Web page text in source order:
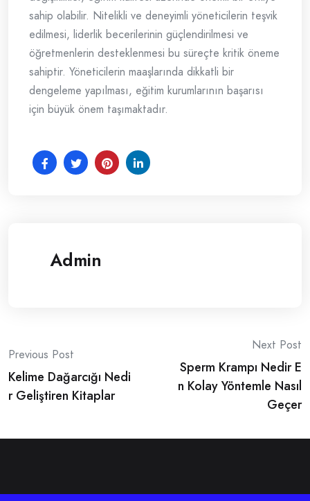
sahip olabilir. Nitelikli ve deneyimli yöneticilerin teşvik
edilmesi, liderlik becerilerinin güçlendirilmesi ve
öğretmenlerin desteklenmesi bu süreçte kritik öneme
sahiptir. Yöneticilerin maaşlarında dikkatli bir
dengeleme yapılması, eğitim kurumlarının başarısı
için büyük önem taşımaktadır.
Admin
Post
navigation
Previous Post
Kelime Dağarcığı Nedi
r Geliştiren Kitaplar
Next Post
Sperm Krampı Nedir E
n Kolay Yöntemle Nasıl
Geçer